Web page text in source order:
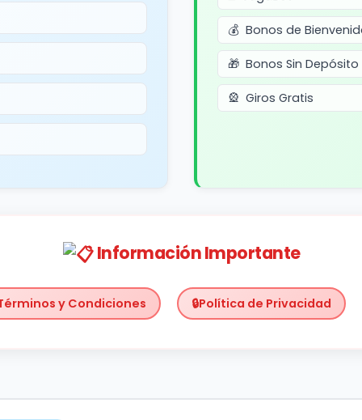
Bonos de
Bonos Sin Depósito
Giros Gratis
Información Importante
y Condiciones Política de Privacidad